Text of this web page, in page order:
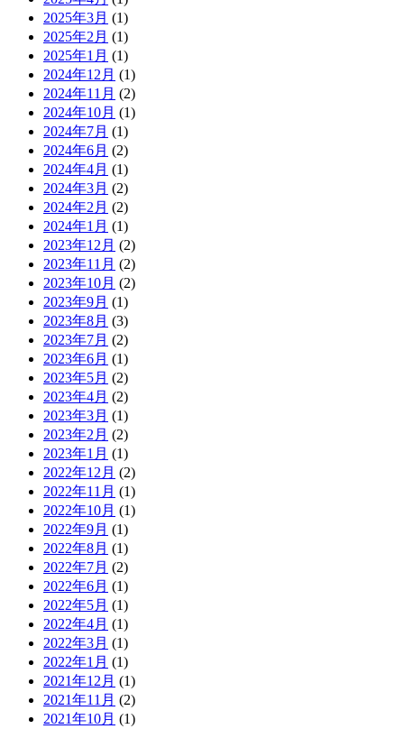
2025年3月 (1)
2025年2月 (1)
2025年1月 (1)
2024年12月 (1)
2024年11月 (2)
2024年10月 (1)
2024年7月 (1)
2024年6月 (2)
2024年4月 (1)
2024年3月 (2)
2024年2月 (2)
2024年1月 (1)
2023年12月 (2)
2023年11月 (2)
2023年10月 (2)
2023年9月 (1)
2023年8月 (3)
2023年7月 (2)
2023年6月 (1)
2023年5月 (2)
2023年4月 (2)
2023年3月 (1)
2023年2月 (2)
2023年1月 (1)
2022年12月 (2)
2022年11月 (1)
2022年10月 (1)
2022年9月 (1)
2022年8月 (1)
2022年7月 (2)
2022年6月 (1)
2022年5月 (1)
2022年4月 (1)
2022年3月 (1)
2022年1月 (1)
2021年12月 (1)
2021年11月 (2)
2021年10月 (1)